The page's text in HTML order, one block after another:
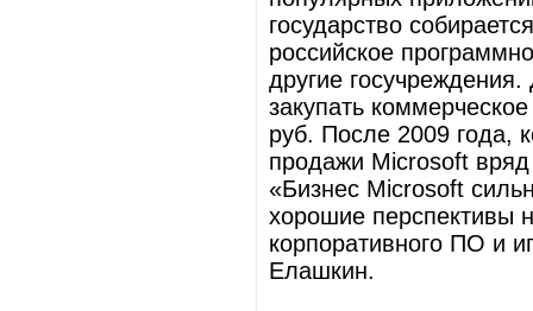
государство
российское
другие
закупать
руб. После 2009 года,
продажи Microsoft
«Бизнес Microsoft
хорошие перспективы
корпоративного ПО и
Елашкин.